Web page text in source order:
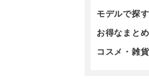
モデルで探す
お得なまとめ
コスメ・雑貨